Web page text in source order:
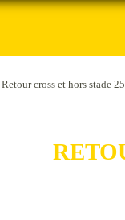
Retour cross et hors stade